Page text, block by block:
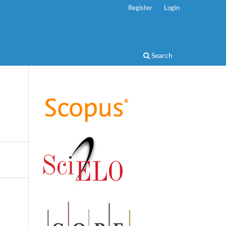
Search
Register Login